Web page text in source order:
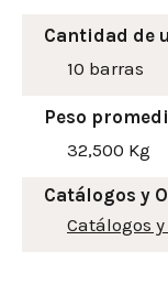
Cantidad de
10 barras
Peso
32,500 Kg
Catálogos y
Catálogos